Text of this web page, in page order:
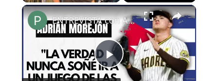
Play Unmute Fullscreen ×
P
ENTREVISTA con ADRIÁN MOREJÓN en MIAMI